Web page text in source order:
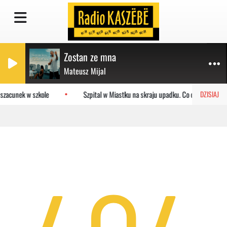
Zostan ze mna
Mateusz Mijal
DZISIAJ
w szkole Szpital w Miastku na skraju upadku. Co czeka